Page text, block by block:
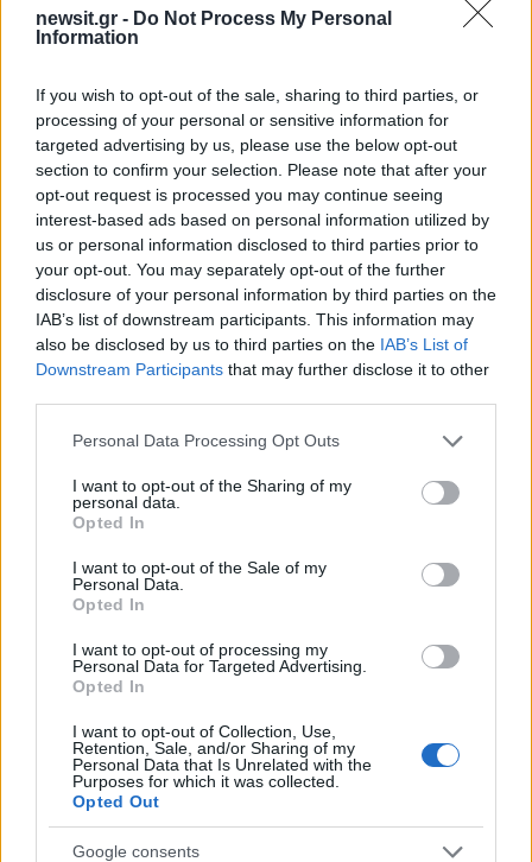
newsit.gr - Do Not Process My Personal
Information
If you wish to opt-out of the sale, sharing to third parties, or
processing of your personal or sensitive information for
targeted advertising by us, please use the below opt-out
section to confirm your selection. Please note that after your
opt-out request is processed you may continue seeing
interest-based ads based on personal information utilized by
us or personal information disclosed to third parties prior to
your opt-out. You may separately opt-out of the further
disclosure of your personal information by third parties on the
IAB’s list of downstream participants. This information may
also be disclosed by us to third parties on the IAB’s List of
Downstream Participants that may further disclose it to other
Please note that this website/app uses one or more Google
not limited to your visit or usage behaviour. You may click to
grant or deny consent to Google and its third-party tags to
use your data for below specified purposes in below Google
consent section.
Personal Data Processing Opt Outs
I want to opt-out of the Sharing of my
personal data.
Opted In
I want to opt-out of the Sale of my
Personal Data.
Opted In
I want to opt-out of processing my
Personal Data for Targeted Advertising.
Opted In
I want to opt-out of Collection, Use,
Retention, Sale, and/or Sharing of my
Personal Data that Is Unrelated with the
Purposes for which it was collected.
Opted Out
Google consents
ΔΙΑΦΗΜΙΣΗ
Σχόλια
Αν τα χάσατε
τηλεοπτικό του μέλλον: Το
πιθανότερο είναι του
χρόνου να ψαρεύω στην
μέτρηση για τα
κρίσιμα χειρουργεία
γιατρός που τον